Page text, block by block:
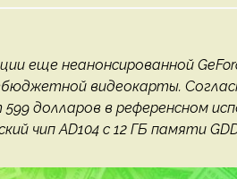
еще неанонсированной
видеокарты.
долларов в референсном
чип AD104 с 12 ГБ памяти